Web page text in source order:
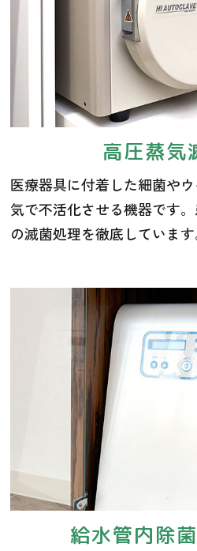
高圧蒸気
医療器具に付着した細菌や
気で不活化させる機器です
の滅菌処理を徹底しています
給水管内除